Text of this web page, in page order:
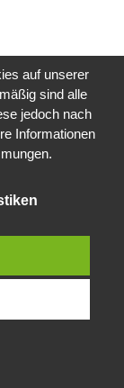
Nutzung dieser
auf unserer
sind alle
jedoch nach
Informationen